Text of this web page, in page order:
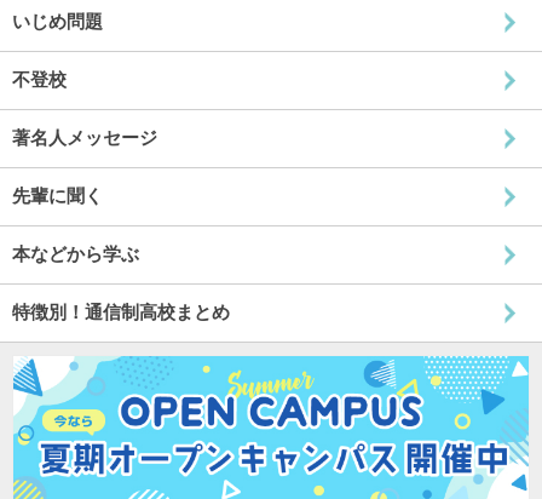
いじめ問題
不登校
著名人メッセージ
先輩に聞く
本などから学ぶ
特徴別！通信制高校まとめ